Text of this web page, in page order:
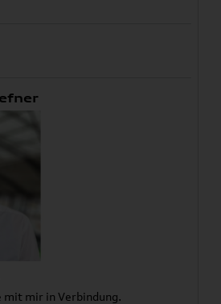
mit mir in Verbindung.